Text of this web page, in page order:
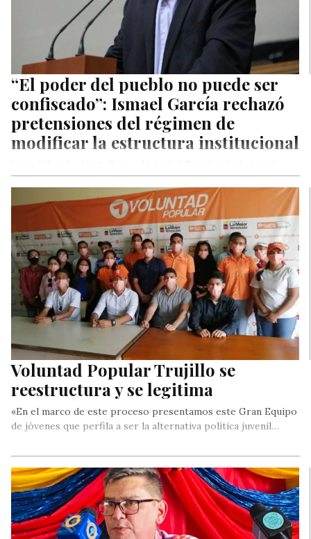
“El poder del pueblo no puede ser
confiscado”: Ismael García rechazó
pretensiones del régimen de
modificar la estructura institucional
Asamblea Nacional electa en 2015, advirtió este martes sobre
Voluntad Popular Trujillo se
reestructura y se legitima
«En el marco de este proceso presentamos este Gran Equipo
de jóvenes que perfila a ser la alternativa política juvenil…